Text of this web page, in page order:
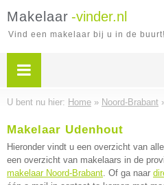
Makelaar -vinder.nl
Vind een makelaar bij u in de buurt!
U bent nu hier: Home » Noord-Brabant
Makelaar Udenhout
Hieronder vindt u een overzicht van alle
een overzicht van makelaars in de
makelaar Noord-Brabant. Of ga naar